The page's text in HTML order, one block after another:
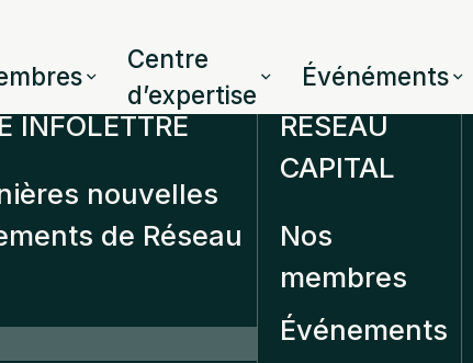
Centre
d’expertise
Événéments
INFOLETTRE
nouvelles
de Réseau
RÉSEAU
CAPITAL
Nos
membres
Événements